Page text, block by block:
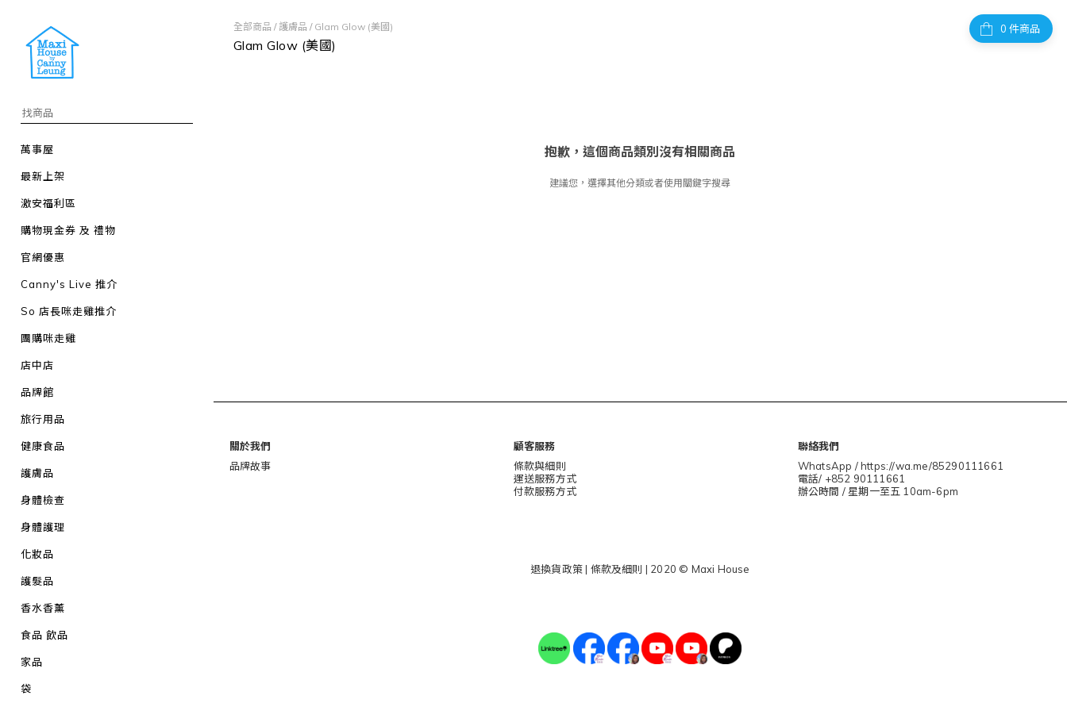
萬事屋
最新上架
激安福利區
購物現金券 及 禮物
官網優惠
Canny's Live 推介
So 店長咪走雞推介
團購咪走雞
店中店
品牌館
旅行用品
健康食品
護膚品
身體檢查
身體護理
化妝品
護髮品
香水香薰
食品 飲品
家品
袋
件商品
全部商品 / 護膚品 / Glam Glow (美國)
Glam Glow (美國)
抱歉，這個商品類別沒有相關商品
建議您，選擇其他分類或者使用關鍵字搜尋
關於我們
品牌故事
顧客服務
條款與細則
運送服務方式
付款服務方式
聯絡我們
WhatsApp / https://wa.me/85290111661
電話/ +852 90111661
辦公時間 / 星期一至五 10am-6pm
退換貨政策| 條款及細則 | 2020 © Maxi House